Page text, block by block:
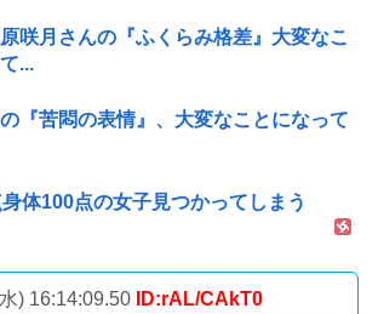
咲月さんの『ふくらみ格差』大変なこ
...
『苦悶の表情』、大変なことになって
身体100点の女子見つかってしまう
) 16:14:09.50 ID:rAL/CAkT0